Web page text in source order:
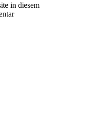
in diesem